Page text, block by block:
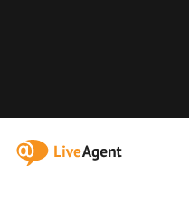
:site.title